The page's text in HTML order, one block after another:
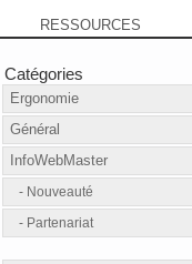
RESSOURCES
Catégories
Ergonomie
Général
InfoWebMaster
Nouveauté
Partenariat